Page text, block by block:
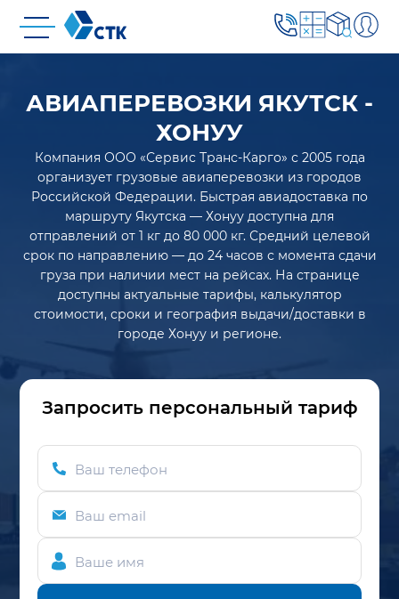
АВИАПЕРЕВОЗКИ ЯКУТСК -
ХОНУУ
Компания ООО «Сервис Транс-Карго» с 2005 года
организует грузовые авиаперевозки из городов
Российской Федерации. Быстрая авиадоставка по
маршруту Якутска — Хонуу доступна для
отправлений от 1 кг до 80 000 кг. Средний целевой
срок по направлению — до 24 часов с момента сдачи
груза при наличии мест на рейсах. На странице
доступны актуальные тарифы, калькулятор
стоимости, сроки и география выдачи/доставки в
городе Хонуу и регионе.
Запросить персональный тариф
Ваш телефон
Ваш email
Ваше имя